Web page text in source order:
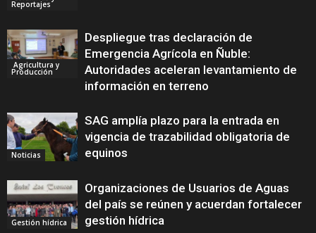
Reportajes
Agricultura y
Producción
Despliegue tras declaración de
Emergencia Agrícola en Ñuble:
Autoridades aceleran levantamiento de
información en terreno
Noticias
SAG amplía plazo para la entrada en
vigencia de trazabilidad obligatoria de
equinos
Gestión hídrica
Organizaciones de Usuarios de Aguas
del país se reúnen y acuerdan fortalecer
gestión hídrica